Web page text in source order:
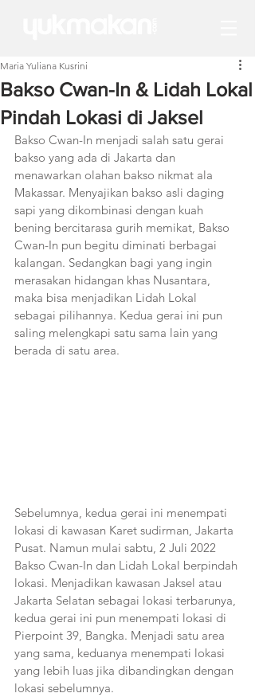
Bakso Cwan-In & Lidah Lokal
Pindah Lokasi di Jaksel
Maria Yuliana Kusrini
Bakso Cwan-In menjadi salah satu gerai
bakso yang ada di Jakarta dan
menawarkan olahan bakso nikmat ala
Makassar. Menyajikan bakso asli daging
sapi yang dikombinasi dengan kuah
bening bercitarasa gurih memikat, Bakso
Cwan-In pun begitu diminati berbagai
kalangan. Sedangkan bagi yang ingin
merasakan hidangan khas Nusantara,
maka bisa menjadikan Lidah Lokal
sebagai pilihannya. Kedua gerai ini pun
saling melengkapi satu sama lain yang
berada di satu area.
Sebelumnya, kedua gerai ini menempati
lokasi di kawasan Karet sudirman, Jakarta
Pusat. Namun mulai sabtu, 2 Juli 2022
Bakso Cwan-In dan Lidah Lokal berpindah
lokasi. Menjadikan kawasan Jaksel atau
Jakarta Selatan sebagai lokasi terbarunya,
kedua gerai ini pun menempati lokasi di
Pierpoint 39, Bangka. Menjadi satu area
yang sama, keduanya menempati lokasi
yang lebih luas jika dibandingkan dengan
lokasi sebelumnya.